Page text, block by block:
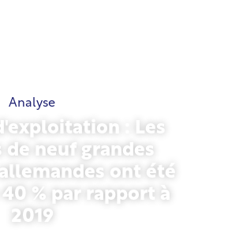
Analyse
: Les
de neuf grandes
ont été
% par rapport à
2019